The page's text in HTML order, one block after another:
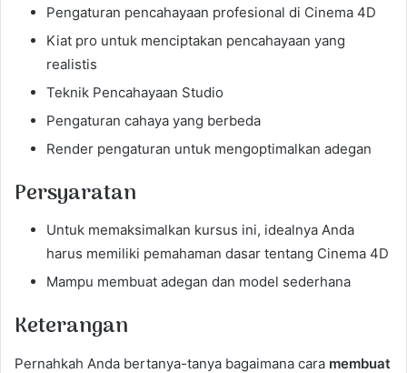
Pengaturan pencahayaan profesional di Cinema 4D
Kiat pro untuk menciptakan pencahayaan yang
realistis
Teknik Pencahayaan Studio
Pengaturan cahaya yang berbeda
Render pengaturan untuk mengoptimalkan adegan
Persyaratan
Untuk memaksimalkan kursus ini, idealnya Anda
harus memiliki pemahaman dasar tentang Cinema 4D
Mampu membuat adegan dan model sederhana
Keterangan
Pernahkah Anda bertanya-tanya bagaimana cara membuat